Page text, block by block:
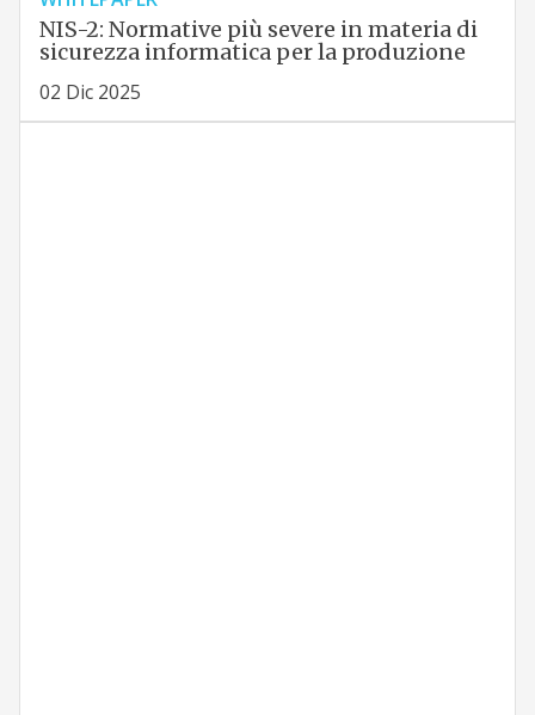
NIS-2: Normative più severe in materia di
sicurezza informatica per la produzione
02 Dic 2025